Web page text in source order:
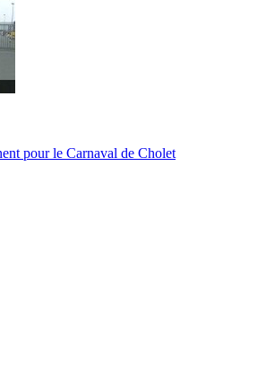
pour le Carnaval de Cholet